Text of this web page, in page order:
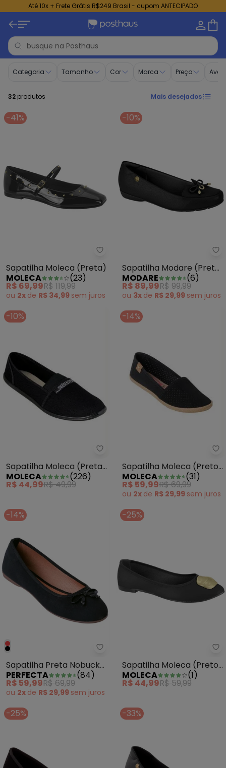
Até 10x + Frete Grátis R$249 Brasil - cupom ANTECIPADO
Categoria Tamanho Cor Marca Preço
32 produtos Mais desejados
-41%
Sapatilha Moleca (Preta)
Sapatilha Moleca (Preta)
MOLECA
(23)
R$ 69,99R$ 119,99
ou 2x de R$ 34,99 sem juros
-10%
Sapatilha Modare (Preta)
com Detalhe de Laço
MODARE (6)
R$ 89,99R$ 99,99
ou 3x de R$ 29,99 sem juros
-10%
Sapatilha Moleca (Preta) com
Sapatilha Moleca (Preta)
com Detalhe em Elástico
MOLECA (226)
R$ 44,99R$ 49,99
-14%
Sapatilha Moleca (Preto)
com Micro Furos
MOLECA (31)
R$ 59,99R$ 69,99
ou 2x de R$ 29,99 sem juros
-14%
Perfecta - Sapatilha Preta
Sapatilha Preta Nobuck
Sintético
PERFECTA (84)
R$ 59,99R$ 69,99
ou 2x de R$ 29,99 sem juros
-25%
Sapatilha Moleca (Preto)
com Adereço Dourado
MOLECA (1)
R$ 44,99R$ 59,99
-25% -33%